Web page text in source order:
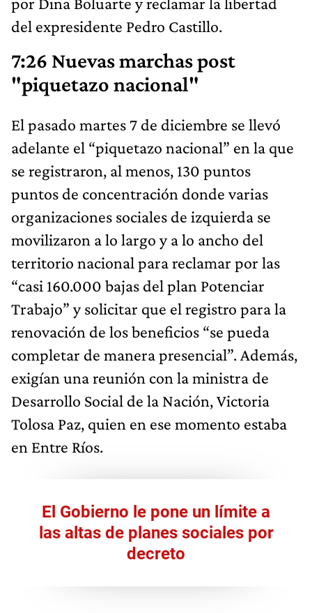
del expresidente Pedro Castillo.
7:26 Nuevas marchas post
"piquetazo nacional"
El pasado martes 7 de diciembre se llevó
adelante el “piquetazo nacional” en la que
se registraron, al menos, 130 puntos
puntos de concentración donde varias
organizaciones sociales de izquierda se
movilizaron a lo largo y a lo ancho del
territorio nacional para reclamar por las
“casi 160.000 bajas del plan Potenciar
Trabajo” y solicitar que el registro para la
renovación de los beneficios “se pueda
completar de manera presencial”. Además,
exigían una reunión con la ministra de
Desarrollo Social de la Nación, Victoria
Tolosa Paz, quien en ese momento estaba
en Entre Ríos.
El Gobierno le pone un límite a
las altas de planes sociales por
decreto